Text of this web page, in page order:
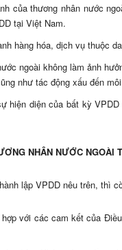
của thương nhân nước
tại Việt Nam.
hàng hóa, dịch vụ thuộc
ngoài không làm ảnh
như tác động xấu đến
hiện diện của bất kỳ
NHÂN NƯỚC NGOÀI
lập VPDD nêu trên, thì
với các cam kết của